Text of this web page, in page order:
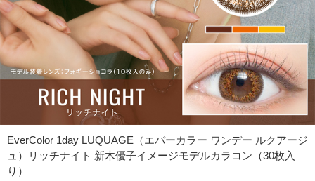
EverColor 1day LUQUAGE（エバーカラー ワンデー ルクアージ
ュ）リッチナイト 新木優子イメージモデルカラコン（30枚入
り）